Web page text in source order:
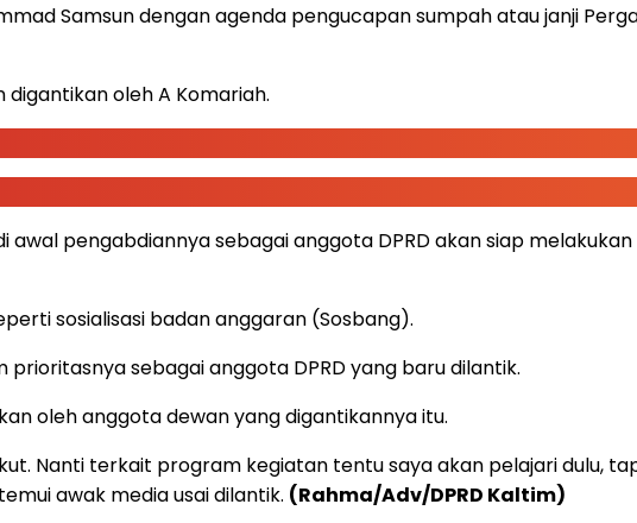
Samsun dengan agenda pengucapan sumpah atau janji
digantikan oleh A Komariah.
pengabdiannya sebagai anggota DPRD akan siap
sosialisasi badan anggaran (Sosbang).
sebagai anggota DPRD yang baru dilantik.
oleh anggota dewan yang digantikannya itu.
Nanti terkait program kegiatan tentu saya akan pelajari dulu,
awak media usai dilantik. (Rahma/Adv/DPRD Kaltim)